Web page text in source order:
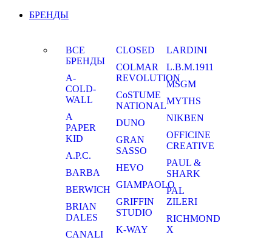
БРЕНДЫ
ВСЕ
БРЕНДЫ
A-
COLD-
WALL
A
PAPER
KID
A.P.C.
BARBA
BERWICH
BRIAN
DALES
CANALI
CLOSED
COLMAR
REVOLUTION
CoSTUME
NATIONAL
DUNO
GRAN
SASSO
HEVO
GIAMPAOLO
GRIFFIN
STUDIO
K-WAY
LARDINI
L.B.M.1911
MSGM
MYTHS
NIKBEN
OFFICINE
CREATIVE
PAUL &
SHARK
PAL
ZILERI
RICHMOND
X